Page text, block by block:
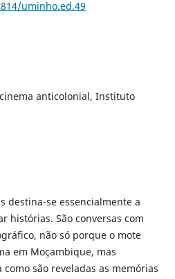
uminho.ed.49
anticolonial, Instituto
destina-se essencialmente a
histórias. São conversas com
não só porque o mote
em Moçambique, mas
são reveladas as memórias